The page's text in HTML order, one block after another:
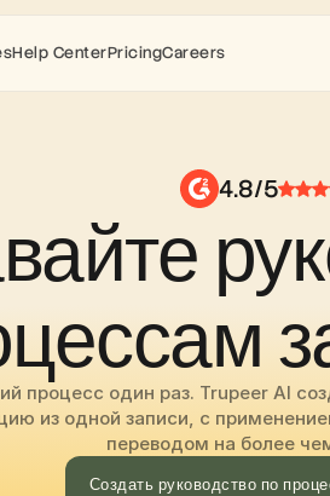
4.8/5
процесс один раз. Trupeer AI
из одной записи, с
переводом на более
Создать руководство по
Help CenterPricingCareers